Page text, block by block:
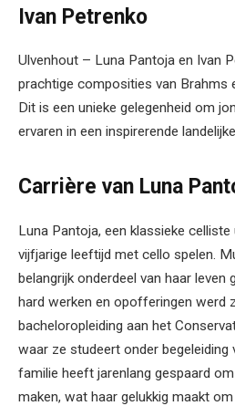
Ivan Petrenko
Ulvenhout – Luna Pantoja en Ivan
prachtige composities van Brahms
Dit is een unieke gelegenheid om
ervaren in een inspirerende
Carrière van Luna
Luna Pantoja, een klassieke celliste
vijfjarige leeftijd met cello spelen.
belangrijk onderdeel van haar leven
hard werken en opofferingen werd
bacheloropleiding aan het
waar ze studeert onder begeleiding
familie heeft jarenlang gespaard
maken, wat haar gelukkig maakt